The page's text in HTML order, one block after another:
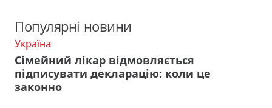
Популярні новини
Україна
Сімейний лікар відмовляється
підписувати декларацію: коли це
законно